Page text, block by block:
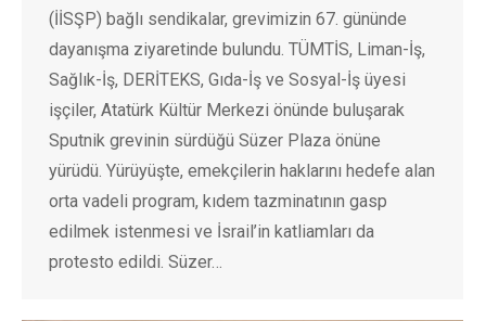
(İİSŞP) bağlı sendikalar, grevimizin 67. gününde
dayanışma ziyaretinde bulundu. TÜMTİS, Liman-İş,
Sağlık-İş, DERİTEKS, Gıda-İş ve Sosyal-İş üyesi
işçiler, Atatürk Kültür Merkezi önünde buluşarak
Sputnik grevinin sürdüğü Süzer Plaza önüne
yürüdü. Yürüyüşte, emekçilerin haklarını hedefe alan
orta vadeli program, kıdem tazminatının gasp
edilmek istenmesi ve İsrail’in katliamları da
protesto edildi. Süzer…